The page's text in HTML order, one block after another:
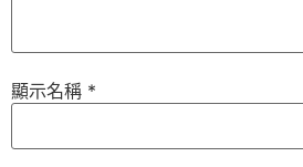
顯示名稱 *